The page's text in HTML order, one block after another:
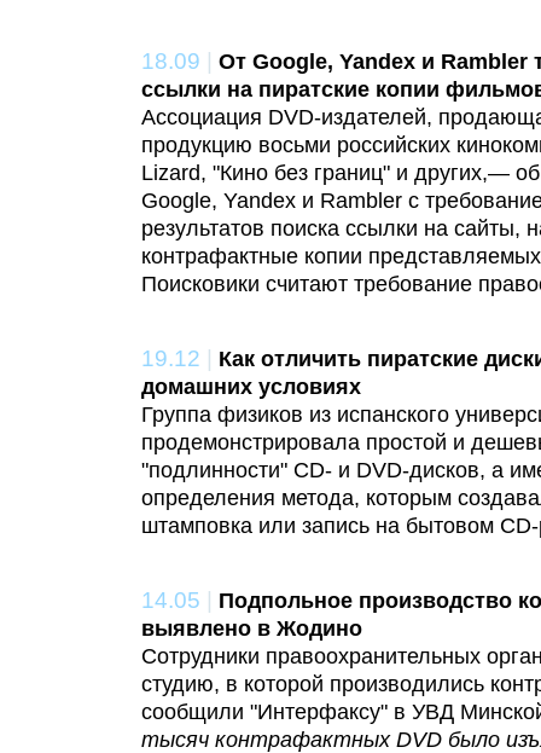
18.09 | От Google, Yandex и Rambler
ссылки на пиратские копии
Ассоциация DVD-издателей,
продукцию восьми российских
Lizard, "Кино без границ" и других,—
Google, Yandex и Rambler с
результатов поиска ссылки на сайты,
контрафактные копии
Поисковики считают требование
19.12 | Как отличить пиратские
домашних условиях
Группа физиков из испанского
продемонстрировала простой и
"подлинности" CD- и DVD-дисков, а
определения метода, которым
штамповка или запись на бытовом CD-
14.05 | Подпольное производство
выявлено в Жодино
Сотрудники правоохранительных
студию, в которой производились
сообщили "Интерфаксу" в УВД
тысяч контрафактных DVD было